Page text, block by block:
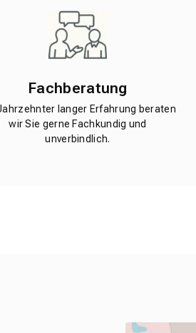
Fachberatung
langer Erfahrung beraten
wir Sie gerne Fachkundig und
unverbindlich.